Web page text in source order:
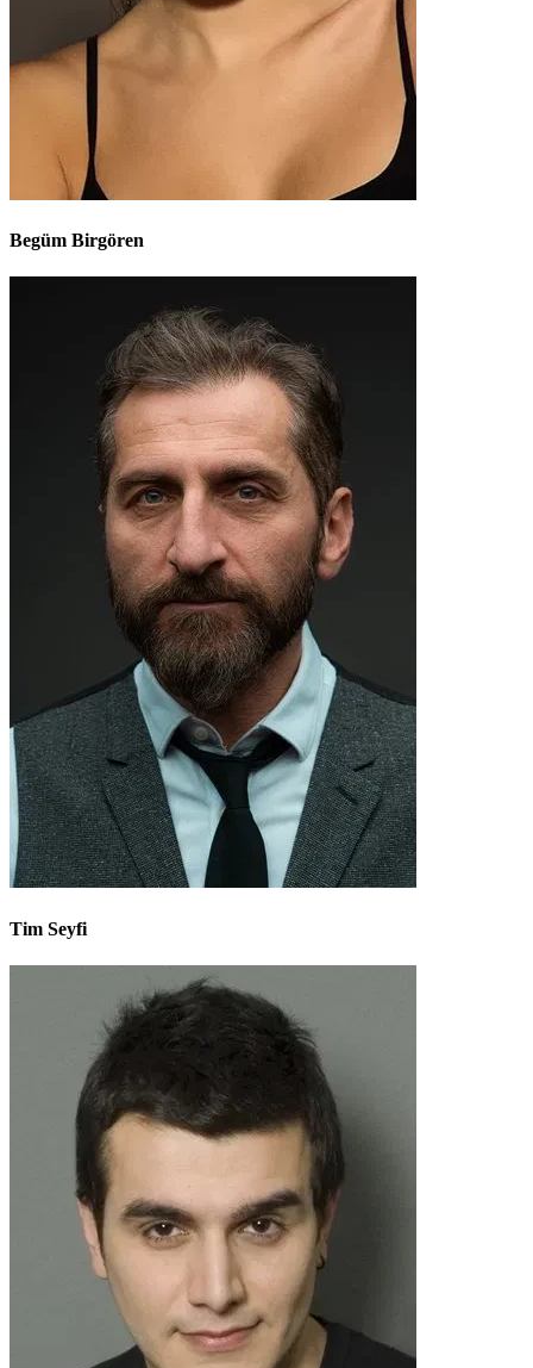
Begüm Birgören
Tim Seyfi